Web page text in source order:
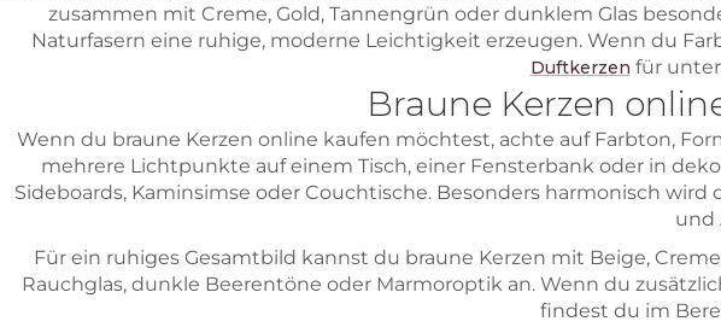
zusammen mit Creme, Gold, Tannengrün oder dunklem Glas
Naturfasern eine ruhige, moderne Leichtigkeit erzeugen. Wenn du
Duftkerzen für
Braune Kerzen
Wenn du braune Kerzen online kaufen möchtest, achte auf Farbton,
mehrere Lichtpunkte auf einem Tisch, einer Fensterbank oder in
Sideboards, Kaminsimse oder Couchtische. Besonders harmonisch
und
Für ein ruhiges Gesamtbild kannst du braune Kerzen mit Beige,
Rauchglas, dunkle Beerentöne oder Marmoroptik an. Wenn du
findest du im